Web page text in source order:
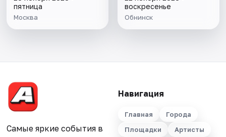
пятница
Москва
воскресенье
Обнинск
Самые яркие события в
Навигация
Главная
Города
Площадки
Артисты